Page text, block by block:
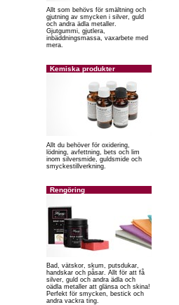
Allt som behövs för smältning och
gjutning av smycken i silver, guld
och andra ädla metaller.
Gjutgummi, gjutlera,
inbäddningsmassa, vaxarbete med
mera.
Kemiska produkter
Allt du behöver för oxidering,
lödning, avfettning, bets och lim
inom silversmide, guldsmide och
smyckestillverkning.
Rengöring
Bad, vätskor, skum, putsdukar,
handskar och påsar. Allt för att få
silver, guld och andra ädla och
oädla metaller att glänsa och skina!
Perfekt för smycken, bestick och
andra vackra ting.